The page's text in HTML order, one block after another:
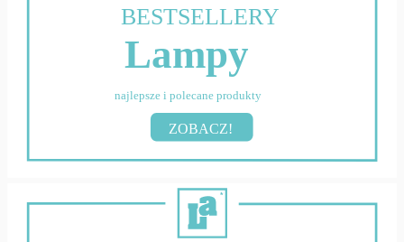
BESTSELLERY
Lampy
najlepsze i polecane produkty
ZOBACZ!